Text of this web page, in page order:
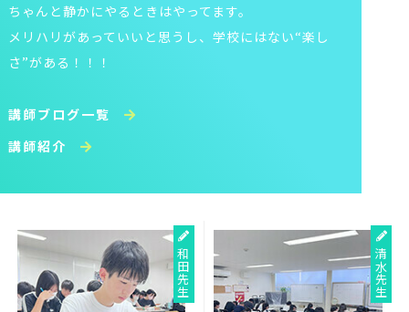
ちゃんと静かにやるときはやってます。
メリハリがあっていいと思うし、学校にはない“楽し
さ”がある！！！
講師ブログ一覧
講師紹介
和田先生 清水先生